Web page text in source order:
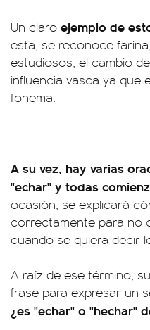
Un claro ejemplo de
esta, se reconoce
estudiosos, el cambio de
influencia vasca ya que
fonema.
A su vez, hay varias
"echar" y todas
ocasión, se explicará
correctamente para no
cuando se quiera decir
A raíz de ese término,
frase para expresar un
¿es "echar" o "hechar"